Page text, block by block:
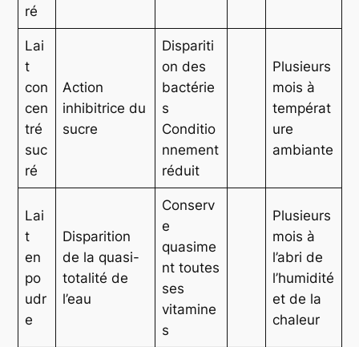
ré
Lai
t
con
cen
tré
suc
ré
Action
inhibitrice du
sucre
Dispariti
on des
bactérie
s
Conditio
nnement
réduit
Plusieurs
mois à
températ
ure
ambiante
Lai
t
en
po
udr
e
Disparition
de la quasi-
totalité de
l’eau
Conserv
e
quasime
nt toutes
ses
vitamine
s
Plusieurs
mois à
l’abri de
l’humidité
et de la
chaleur